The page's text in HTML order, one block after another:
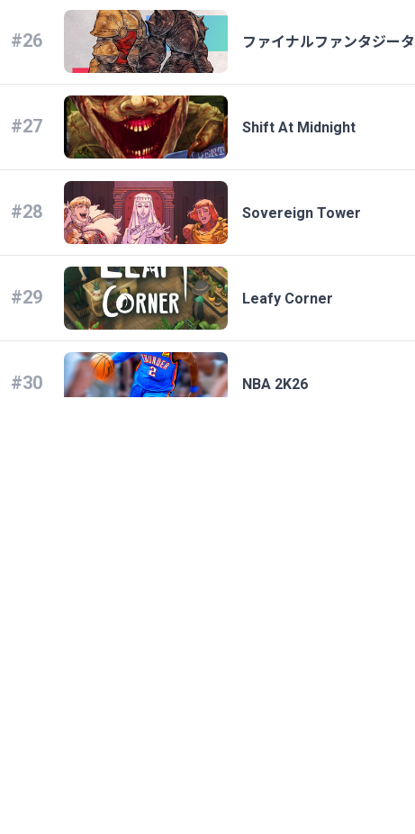
#26 ファイナルファンタジー
#27 Shift At Midnight
#28 Sovereign Tower
#29 Leafy Corner
#30 NBA 2K26